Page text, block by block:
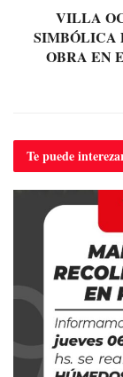
VILLA
SIMBÓLICA
OBRA EN
Te puede